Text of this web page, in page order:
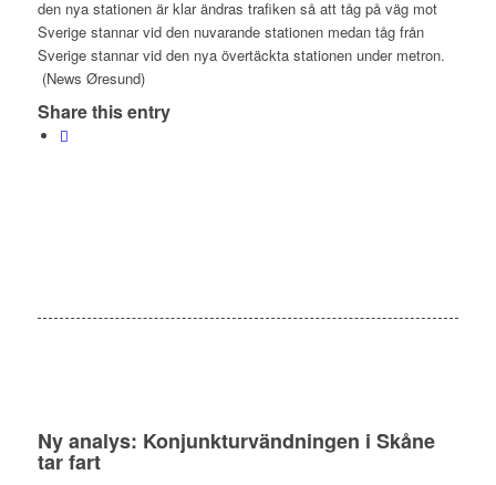
den nya stationen är klar ändras trafiken så att tåg på väg mot
Sverige stannar vid den nuvarande stationen medan tåg från
Sverige stannar vid den nya övertäckta stationen under metron.
(News Øresund)
Share this entry
Ny analys: Konjunkturvändningen i Skåne
tar fart